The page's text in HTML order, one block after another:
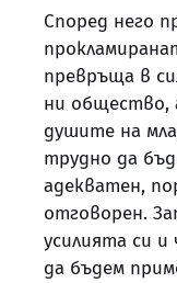
Според него
превръща в
ни общество,
душите на
трудно да
адекватен,
отговорен.
усилията си и
да бъдем